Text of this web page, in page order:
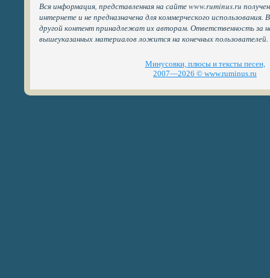
Вся информация, представленная на сайте www.ruminus.ru
интернете и не предназначена для коммерческого
другой контент принадлежат их авторам. Ответственность за
вышеуказанных материалов ложится на конечных пользователей.
Минусовки, плюсы и тексты песен,
2007—2026 © www.ruminus.ru